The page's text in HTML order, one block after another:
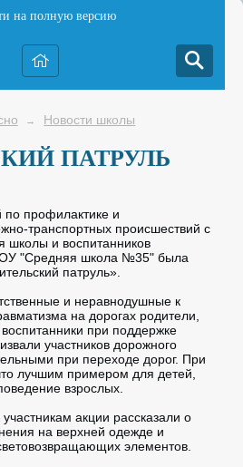
на полную версию
→ Новости школы
ПАТРУЛЬ
профилактике и
транспортных происшествий с
школы и воспитанников
"Средняя школа №35" была
патруль».
и неравнодушные к
на дорогах родители,
при поддержке
участников дорожного
при переходе дорог. При
лучшим примером для детей,
взрослых.
акции рассказали о
на верхней одежде и
элементов.